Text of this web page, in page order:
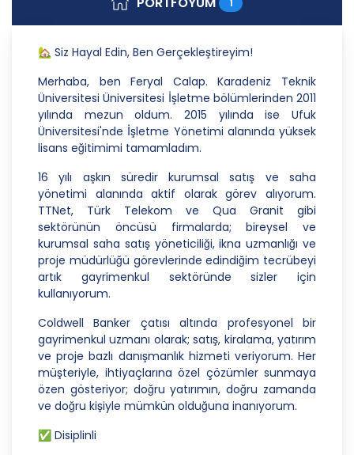
Danışmanlık Hizmetleri A.Ş.; kişisel verilerin
işlenmesi faaliyetleri kapsamında hukuka ve
yükümlüdür. Bu kapsamda, orantılılık gereklilikleri
dikkate alınacakve kişisel verileri işleme amacı
dışında kullanmayacaktır.
2. Kişisel Verilerin Doğru ve Gerektiğinde
Güncel Olmasını Sağlama
Danışmanlık Hizmetleri A.Ş.; kişisel veri sahiplerinin
temel haklarını ve kendi meşru menfaatlerini
dikkate alarak işlediği kişisel verilerin doğru ve
güncel olmasını sağlamakla ve bu doğrultuda
gerekli tedbirleri almak için gerekli sistemleri
kurmakla yükümlüdür.
3. Belirli, Açık ve Meşru Amaçlarla İşleme
CB Gayrimenkul Franchising Pazarlama ve
Danışmanlık Hizmetleri A.Ş.; kişisel verilerin hangi
amaçla işleneceğini belirlemekle ve bu amaçları
kişisel veriler işlenmeden önce veri sahiplerinin
bilgisine sunmakla yükümlüdür. Kişisel veriler
belirtilen meşru ve hukuka uygun amaçlar
🏡 Siz Hayal Edin, Ben Gerçekleştireyim!
Merhaba, ben Feryal Calap. Karadeniz Teknik
Üniversitesi Üniversitesi İşletme bölümlerinden 2011
yılında mezun oldum. 2015 yılında ise Ufuk
Üniversitesi'nde İşletme Yönetimi alanında yüksek
lisans eğitimimi tamamladım.
16 yılı aşkın süredir kurumsal satış ve saha
yönetimi alanında aktif olarak görev alıyorum.
TTNet, Türk Telekom ve Qua Granit gibi
sektörünün öncüsü firmalarda; bireysel ve
kurumsal saha satış yöneticiliği, ikna uzmanlığı ve
proje müdürlüğü görevlerinde edindiğim tecrübeyi
artık gayrimenkul sektöründe sizler için
kullanıyorum.
Coldwell Banker çatısı altında profesyonel bir
gayrimenkul uzmanı olarak; satış, kiralama, yatırım
ve proje bazlı danışmanlık hizmeti veriyorum. Her
müşteriyle, ihtiyaçlarına özel çözümler sunmaya
özen gösteriyor; doğru yatırımın, doğru zamanda
ve doğru kişiyle mümkün olduğuna inanıyorum.
✅ Disiplinli